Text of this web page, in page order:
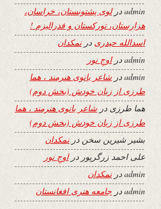
admin درلوی پشتونستان، خراسان،
هزارستان، تورکستان و فدرالیزم !
اسدالله حیدری درنمکدان
adminدراوجِ نور
adminدر شاعر بانوی هنرمند ، هما
طرزی از زبان خودش (بخش دوم)
هما طرزی در شاعر بانوی هنرمند ، هما
طرزی از زبان خودش (بخش دوم)
بشیر شیرین سخن درنمکدان
علی احمد زرگرپور دراوجِ نور
adminدرنمکدان
admin در جامعه هنری افغانستان